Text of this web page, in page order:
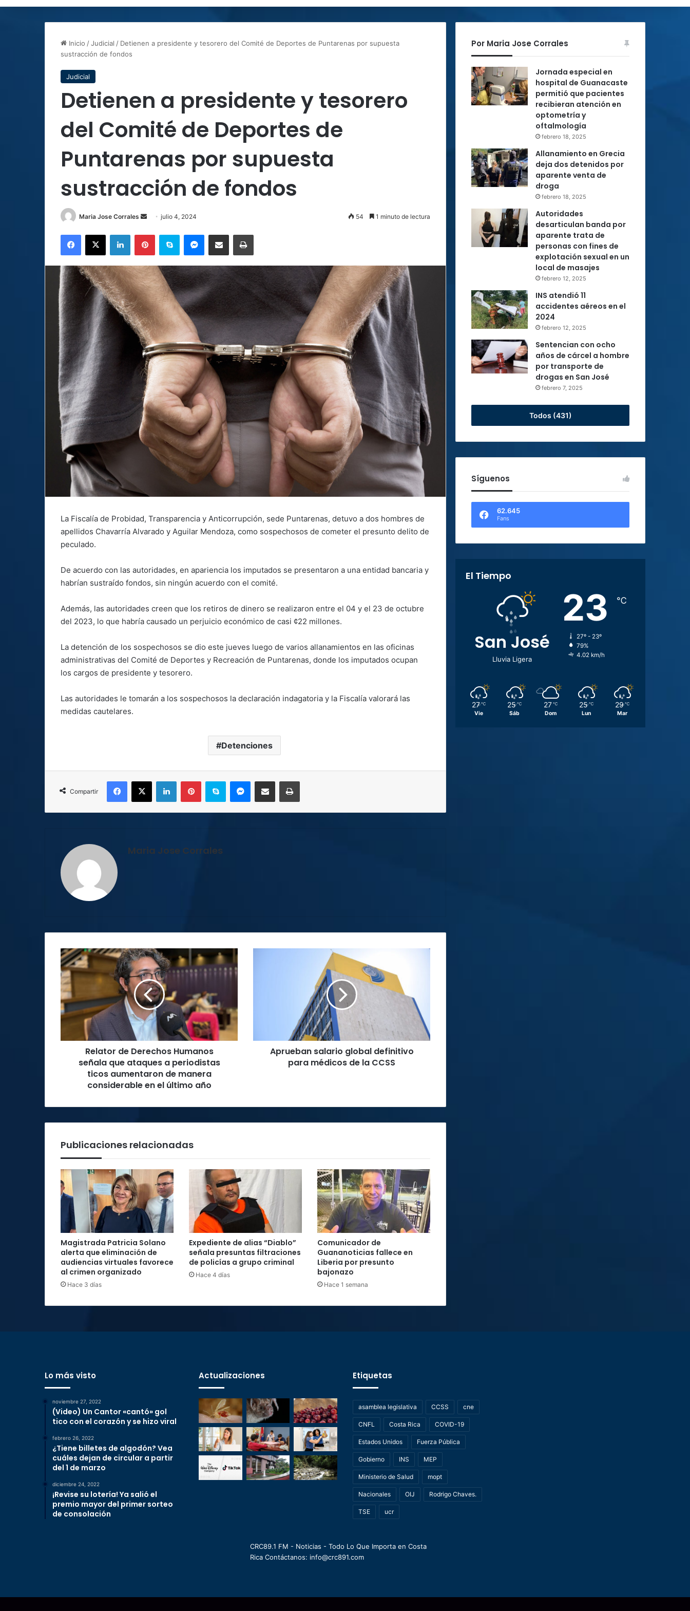
Inicio /Judicial / Detienen a presidente y tesorero del Comité de Deportes de Puntarenas por supuesta
sustracción de fondos
Judicial
Detienen a presidente y tesorero
del Comité de Deportes de
Puntarenas por supuesta
sustracción de fondos
Maria Jose Corrales
Send
email
julio 4, 2024 54 1 minuto de lectura
Facebook
X LinkedInPinterestSkype MessengerCompartir por correo electrónicoImprimir
La Fiscalía de Probidad, Transparencia y Anticorrupción, sede Puntarenas, detuvo a dos hombres de
apellidos Chavarría Alvarado y Aguilar Mendoza, como sospechosos de cometer el presunto delito de
peculado.
De acuerdo con las autoridades, en apariencia los imputados se presentaron a una entidad bancaria y
habrían sustraído fondos, sin ningún acuerdo con el comité.
Además, las autoridades creen que los retiros de dinero se realizaron entre el 04 y el 23 de octubre
del 2023, lo que habría causado un perjuicio económico de casi ¢22 millones.
La detención de los sospechosos se dio este jueves luego de varios allanamientos en las oficinas
administrativas del Comité de Deportes y Recreación de Puntarenas, donde los imputados ocupan
los cargos de presidente y tesorero.
Las autoridades le tomarán a los sospechosos la declaración indagatoria y la Fiscalía valorará las
medidas cautelares.
Detenciones
Compartir
Facebook
X LinkedInPinterestSkype MessengerCompartir por correo electrónicoImprimir
Maria Jose Corrales
Relator
de
Derechos
Humanos
señala
que
ataques
periodistas
aumentaron
último
Relator de Derechos Humanos
señala que ataques a periodistas
ticos aumentaron de manera
considerable en el último año
CCSS
Aprueban salario global definitivo
para médicos de la CCSS
Publicaciones relacionadas
Magistrada Patricia Solano
alerta que eliminación de
audiencias virtuales favorece
al crimen organizado
Hace 3 días
Expediente de alias “Diablo”
señala presuntas filtraciones
de policías a grupo criminal
Hace 4 días
Comunicador de
Guananoticias fallece en
Liberia por presunto
bajonazo
Hace 1 semana
Por Maria Jose Corrales
Jornada especial en
hospital de Guanacaste
permitió que pacientes
recibieran atención en
optometría y
oftalmología
febrero 18, 2025
Allanamiento en Grecia
deja dos detenidos por
aparente venta de
droga
febrero 18, 2025
Autoridades
desarticulan banda por
aparente trata de
personas con fines de
explotación sexual en un
local de masajes
febrero 12, 2025
INS atendió 11
accidentes aéreos en el
2024
febrero 12, 2025
Sentencian con ocho
años de cárcel a hombre
por transporte de
drogas en San José
febrero 7, 2025
Todos (431)
Síguenos
62.645
Fans
El Tiempo
San José
Lluvia Ligera
23 ℃
27º - 23º
79%
4.02 km/h
27 ℃
Vie
25 ℃
Sáb
27 ℃
Dom
25 ℃
Lun
29 ℃
Mar
Lo más visto
noviembre 27, 2022
(Video) Un Cantor «cantó» gol
tico con el corazón y se hizo viral
febrero 26, 2022
¿Tiene billetes de algodón? Vea
cuáles dejan de circular a partir
del 1 de marzo
diciembre 24, 2022
¡Revise su lotería! Ya salió el
premio mayor del primer sorteo
de consolación
Actualizaciones Etiquetas
asamblea legislativa CCSS cne
CNFL Costa Rica COVID-19
Estados Unidos Fuerza Pública
Gobierno INS MEP
Ministerio de Salud mopt
Nacionales OIJ Rodrigo Chaves.
TSE ucr
CRC89.1 FM - Noticias - Todo Lo Que Importa en Costa
Rica Contáctanos: info@crc891.com